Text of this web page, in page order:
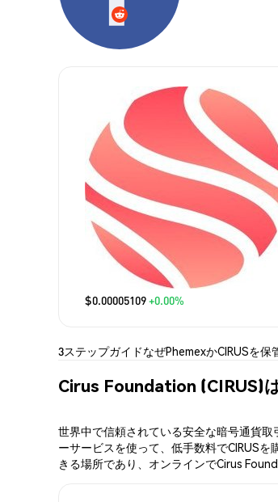
$0.00005109+0.00%
3ステップガイドなぜPhemexかCIRUSを保
Cirus Foundation (CIRUS)
世界中で信頼されている安全な暗号通貨
ーサービスを使って、低手数料でCIRUS
きる場所であり、オンラインでCirus